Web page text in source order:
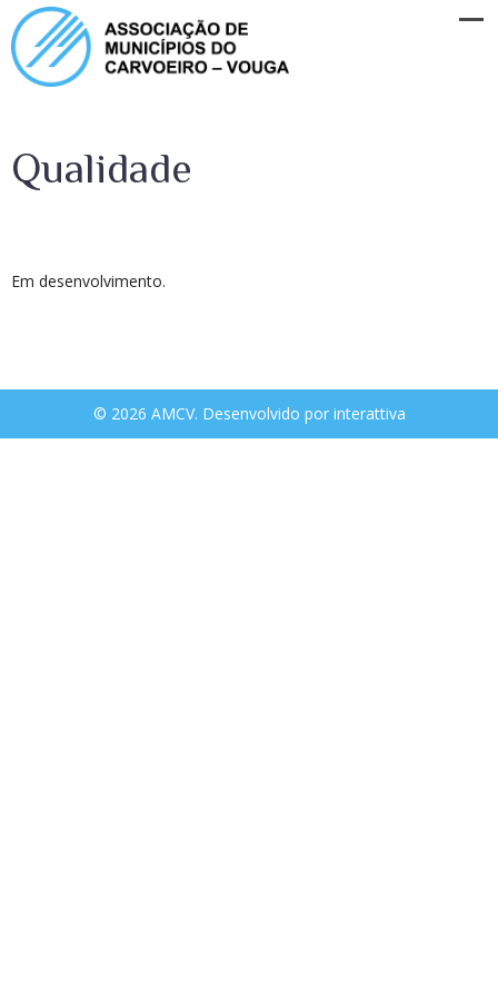
Qualidade
Em desenvolvimento.
© 2026 AMCV. Desenvolvido por interattiva